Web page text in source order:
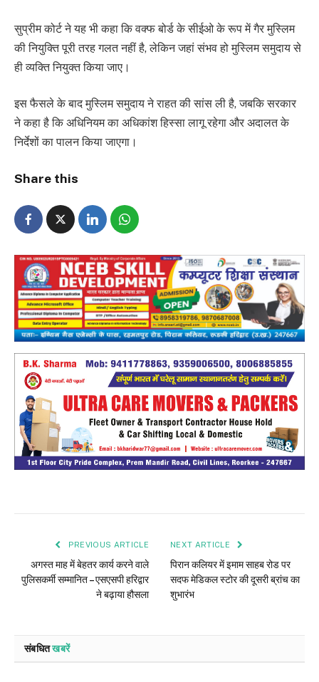
सुप्रीम कोर्ट ने यह भी कहा कि वक्फ बोर्ड के सीईओ के रूप में गैर मुस्लिम
की नियुक्ति पूरी तरह गलत नहीं है, लेकिन जहां संभव हो मुस्लिम समुदाय से
ही व्यक्ति नियुक्त किया जाए।
इस फैसले के बाद मुस्लिम समुदाय ने राहत की सांस ली है, जबकि सरकार
ने कहा है कि अधिनियम का अधिकांश हिस्सा लागू रहेगा और अदालत के
निर्देशों का पालन किया जाएगा।
Share this
PREVIOUS ARTICLE
अगस्त माह में बेहतर कार्य करने वाले
पुलिसकर्मी सम्मानित – एसएसपी हरिद्वार
ने बढ़ाया हौसला
NEXT ARTICLE
पिरान कलियर में इमाम साहब रोड पर
सदफ मेडिकल स्टोर की दूसरी ब्रांच का
शुभारंभ
संबधितखबरें